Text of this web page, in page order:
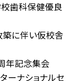
歯科保健優良
に伴い仮校舎
年記念集会
ナショナルセ